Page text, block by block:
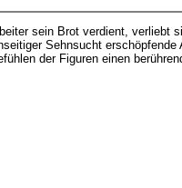
sein Brot verdient,
Sehnsucht
der Figuren einen